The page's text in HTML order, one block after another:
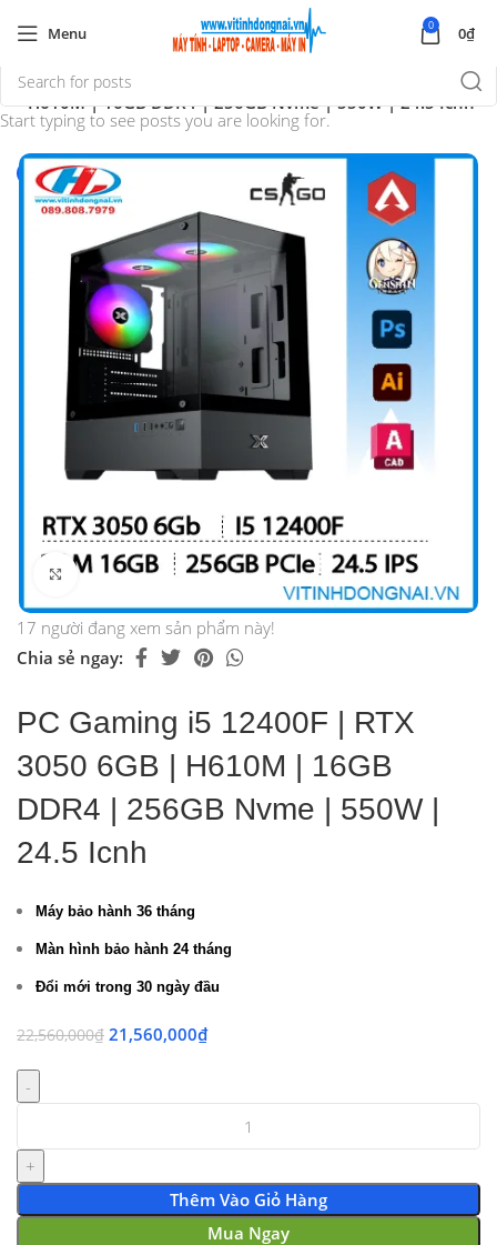
Menu 0 0₫
| H610M | 16GB DDR4 | 256GB Nvme | 550W | 24.5 Icnh
-4%
Click to enlarge
17 người đang xem sản phẩm này!
Chia sẻ ngay:
PC Gaming i5 12400F | RTX
3050 6GB | H610M | 16GB
DDR4 | 256GB Nvme | 550W |
24.5 Icnh
Máy bảo hành 36 tháng
Màn hình bảo hành 24 tháng
Đổi mới trong 30 ngày đầu
22,560,000₫ 21,560,000₫
Thêm Vào Giỏ Hàng
Mua Ngay
Start typing to see posts you are looking for.